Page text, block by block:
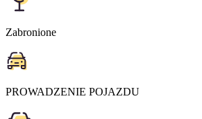
Zabronione
PROWADZENIE POJAZDU